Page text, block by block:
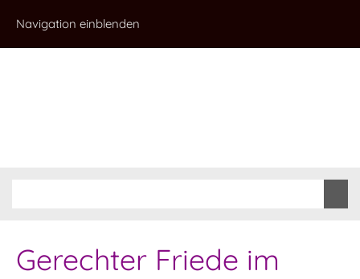
Navigation einblenden
Gerechter Friede im